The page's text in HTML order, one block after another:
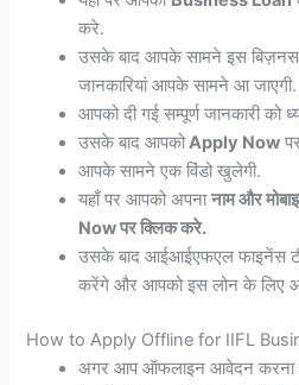
करे.
उसके बाद आपके सामने इस बिज़नस
जानकारियां आपके सामने आ जाएगी.
आपको दी गई सम्पूर्ण जानकारी को
उसके बाद आपकोApply Now
आपके सामने एक विंडो खुलेगी.
यहाँ पर आपको अपनानाम और
Now पर क्लिक करे.
उसके बाद आईआईएफएल फाइनेंस
करेंगे और आपको इस लोन के लिए
How to Apply Offline for IIFL
अगर आप ऑफलाइन आवेदन करना